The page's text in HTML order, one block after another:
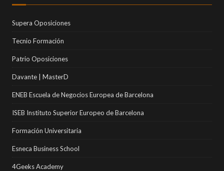
Supera Oposiciones
Tecnio Formación
Patrio Oposiciones
Davante | MasterD
ENEB Escuela de Negocios Europea de Barcelona
ISEB Instituto Superior Europeo de Barcelona
Formación Universitaria
Esneca Business School
4Geeks Academy